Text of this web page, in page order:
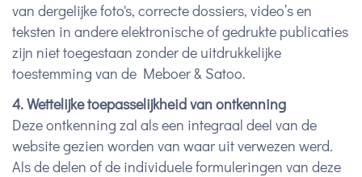
van dergelijke foto's, correcte dossiers, video’s en
teksten in andere elektronische of gedrukte publicaties
zijn niet toegestaan zonder de uitdrukkelijke
toestemming van de Meboer & Satoo.
4. Wettelijke toepasselijkheid van ontkenning
Deze ontkenning zal als een integraal deel van de
website gezien worden van waar uit verwezen werd.
Als de delen of de individuele formuleringen van deze